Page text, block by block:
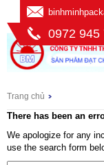
0972 945
Trang chủ
There has been an
We apologize for any
use the search form